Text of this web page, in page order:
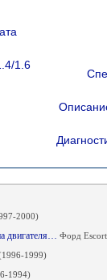
1.6
2000)
двигателя… Форд
1999)
1994)